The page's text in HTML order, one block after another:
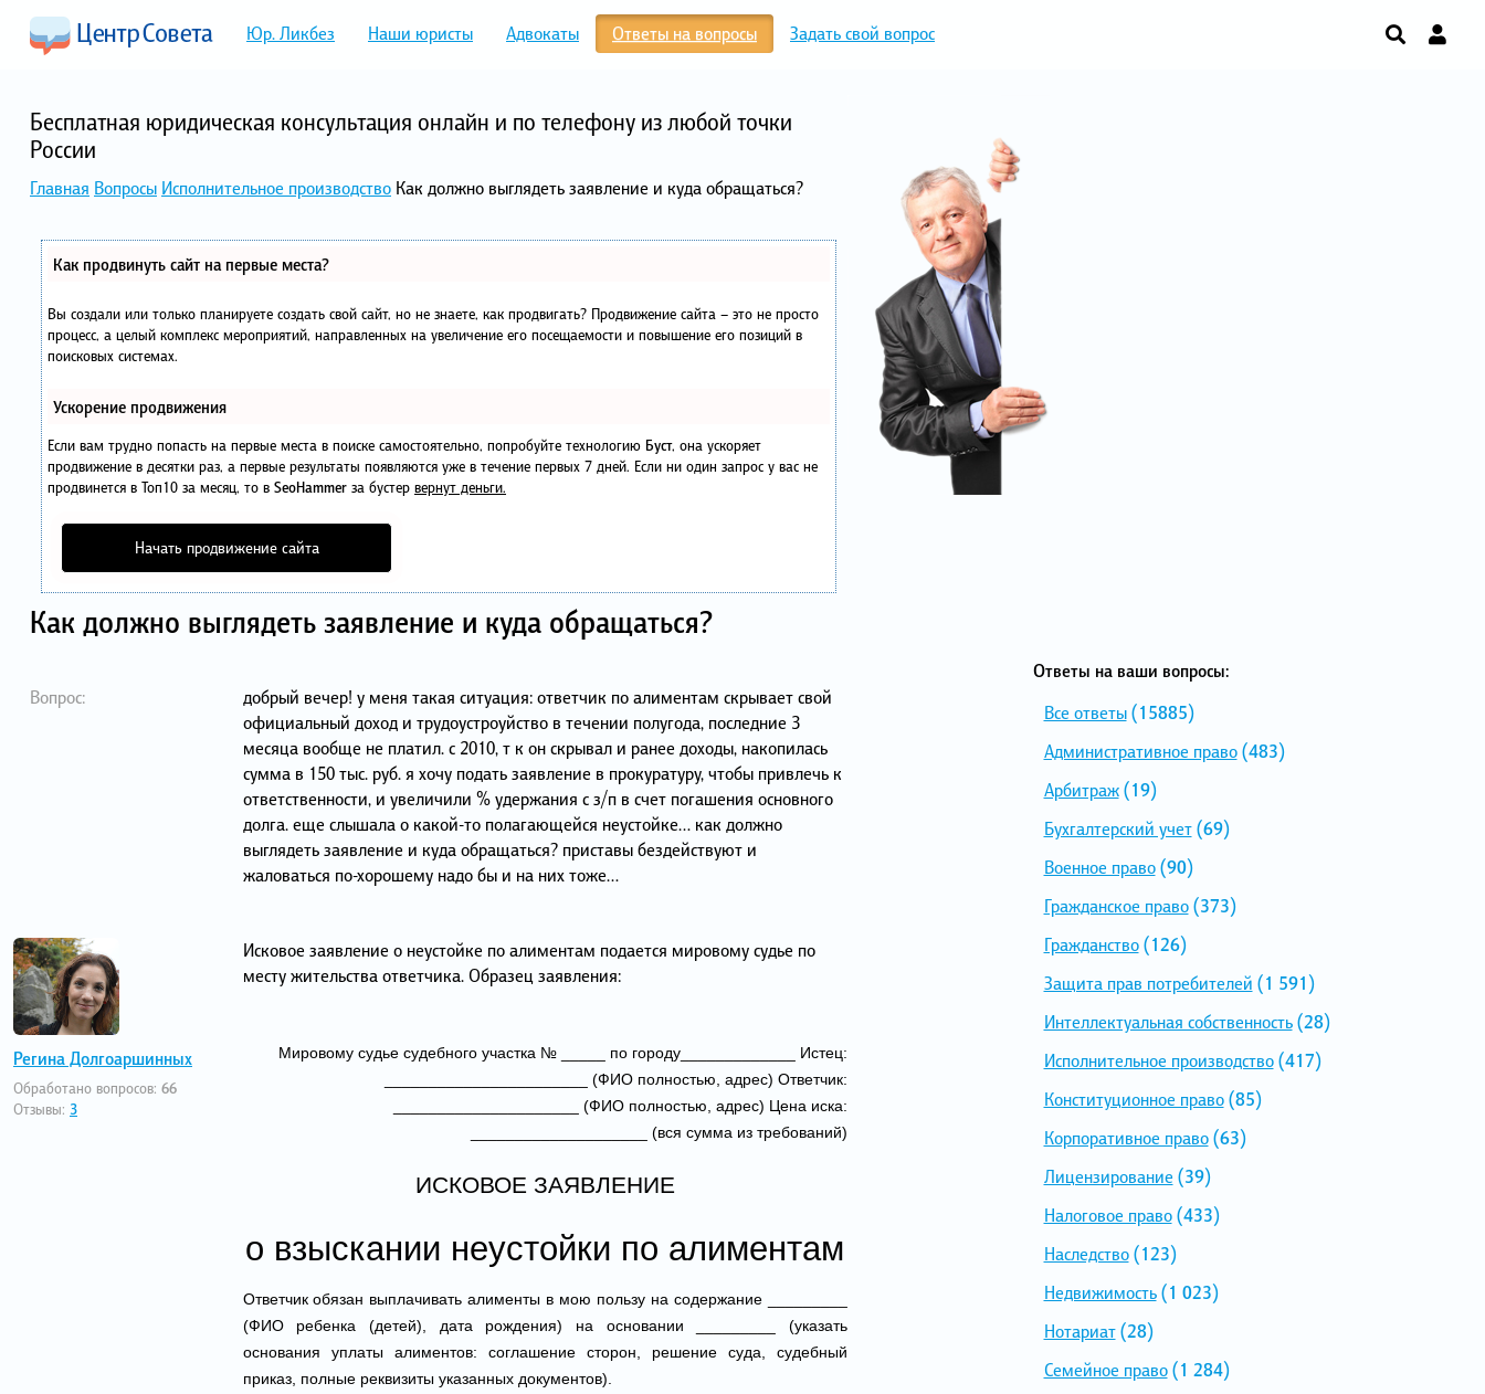
Юр. Ликбез Наши юристы Адвокаты Ответы на вопросы Задать свой вопрос
Бесплатная юридическая консультация онлайн и по телефону из любой точки
России
Главная Вопросы Исполнительное производство Как должно выглядеть заявление и куда обращаться?
Как продвинуть сайт на первые места?
Вы создали или только планируете создать свой сайт, но не знаете, как продвигать? Продвижение сайта – это не просто
процесс, а целый комплекс мероприятий, направленных на увеличение его посещаемости и повышение его позиций в
поисковых системах.
Ускорение продвижения
Если вам трудно попасть на первые места в поиске самостоятельно, попробуйте технологию Буст, она ускоряет
продвижение в десятки раз, а первые результаты появляются уже в течение первых 7 дней. Если ни один запрос у вас не
продвинется в Топ10 за месяц, то в SeoHammer за бустер вернут деньги.
Начать продвижение сайта
Как должно выглядеть заявление и куда обращаться?
Вопрос:
добрый вечер! у меня такая ситуация: ответчик по алиментам скрывает свой
официальный доход и трудоустроуйство в течении полугода, последние 3
месяца вообще не платил. с 2010, т к он скрывал и ранее доходы, накопилась
сумма в 150 тыс. руб. я хочу подать заявление в прокуратуру, чтобы привлечь к
ответственности, и увеличили % удержания с з/п в счет погашения основного
долга. еще слышала о какой-то полагающейся неустойке… как должно
выглядеть заявление и куда обращаться? приставы бездействуют и
жаловаться по-хорошему надо бы и на них тоже…
Регина Долгоаршинных
Обработано вопросов: 66
Отзывы: 3
Исковое заявление о неустойке по алиментам подается мировому судье по
месту жительства ответчика. Образец заявления:
Мировому судье судебного участка № _____ по городу_____________ Истец:
_______________________ (ФИО полностью, адрес) Ответчик:
_____________________ (ФИО полностью, адрес) Цена иска:
____________________ (вся сумма из требований)
ИСКОВОЕ ЗАЯВЛЕНИЕ
о взыскании неустойки по алиментам
Ответчик обязан выплачивать алименты в мою пользу на содержание _________
(ФИО ребенка (детей), дата рождения) на основании _________ (указать
основания уплаты алиментов: соглашение сторон, решение суда, судебный
приказ, полные реквизиты указанных документов).
Ответы на ваши вопросы:
Все ответы(15885)
Административное право(483)
Арбитраж(19)
Бухгалтерский учет(69)
Военное право(90)
Гражданское право(373)
Гражданство(126)
Защита прав потребителей (1 591)
Интеллектуальная собственность(28)
Исполнительное производство(417)
Конституционное право(85)
Корпоративное право(63)
Лицензирование (39)
Налоговое право(433)
Наследство(123)
Недвижимость(1 023)
Нотариат(28)
Семейное право(1 284)